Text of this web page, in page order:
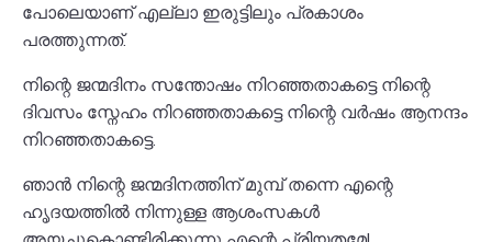
പോലെയാണ് എല്ലാ ഇരുട്ടിലും പ്രകാശം
പരത്തുന്നത്.
നിന്റെ ജന്മദിനം സന്തോഷം നിറഞ്ഞതാകട്ടെ നിന്റെ
ദിവസം സ്നേഹം നിറഞ്ഞതാകട്ടെ നിന്റെ വർഷം ആനന്ദം
നിറഞ്ഞതാകട്ടെ.
ഞാൻ നിന്റെ ജന്മദിനത്തിന് മുമ്പ് തന്നെ എന്റെ
ഹൃദയത്തിൽ നിന്നുള്ള ആശംസകൾ